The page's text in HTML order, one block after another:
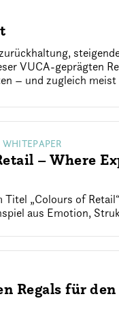
VUCA-geprägten
– und zugleich
– Where
„Colours of
aus Emotion,
Regals für